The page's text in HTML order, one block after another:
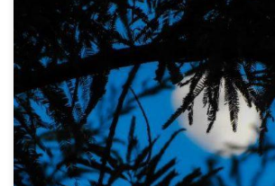
Konopie indyjskie były używane w rytuałach,
przyjemności i zastosowaniach
tekstylia i liny od dosłownych tysiącleci, a
krajów godzi się na legalizację marihuany do
oraz rekreacyjnych, rekiny branżowe tworzą
innowacyjne technologie i produkty, które
dynamicznie rozwijający się rynek […]